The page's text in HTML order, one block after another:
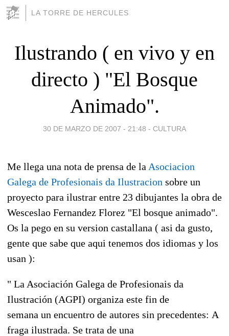
LA TORRE DE HERCULES
Ilustrando ( en vivo y en
directo ) "El Bosque
Animado".
30 DE MARZO DE 2007 - 21:48 - CULTURA
Me llega una nota de prensa de la Asociacion
Galega de Profesionais da Ilustracion sobre un
proyecto para ilustrar entre 23 dibujantes la obra de
Wesceslao Fernandez Florez "El bosque animado".
Os la pego en su version castallana ( asi da gusto,
gente que sabe que aqui tenemos dos idiomas y los
usan ):
" La Asociación Galega de Profesionais da
Ilustración (AGPI) organiza este fin de
semana un encuentro de autores sin precedentes: A
fraga ilustrada. Se trata de una